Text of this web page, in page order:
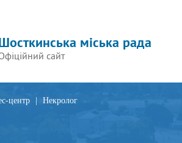
міська рада
сайт
центр Некролог